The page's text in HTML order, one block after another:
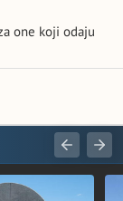
one koji odaju